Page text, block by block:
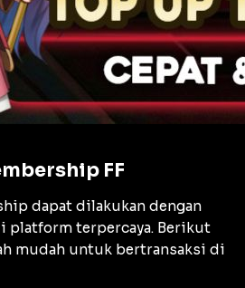
FF
dapat dilakukan dengan
platform terpercaya. Berikut
mudah untuk bertransaksi di